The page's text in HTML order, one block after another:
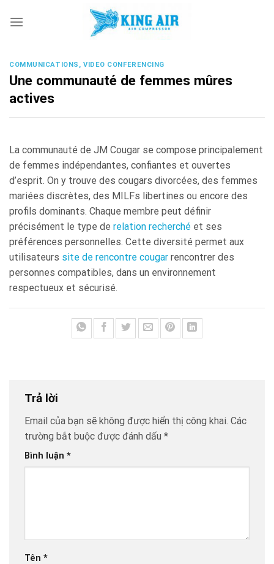
COMMUNICATIONS, VIDEO CONFERENCING
Une communauté de femmes mûres
actives
La communauté de JM Cougar se compose principalement
de femmes indépendantes, confiantes et ouvertes
d’esprit. On y trouve des cougars divorcées, des femmes
mariées discrètes, des MILFs libertines ou encore des
profils dominants. Chaque membre peut définir
précisément le type de relation recherché et ses
préférences personnelles. Cette diversité permet aux
utilisateurs site de rencontre cougar rencontrer des
personnes compatibles, dans un environnement
respectueux et sécurisé.
Trả lời
Email của bạn sẽ không được hiển thị công khai. Các
trường bắt buộc được đánh dấu *
Bình luận *
Tên *